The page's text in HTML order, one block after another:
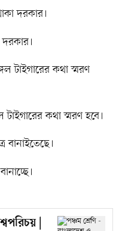
দরকার।
টাইগারের কথা স্মরণ
কথা স্মরণ হবে।
বানাইতেছে।
|